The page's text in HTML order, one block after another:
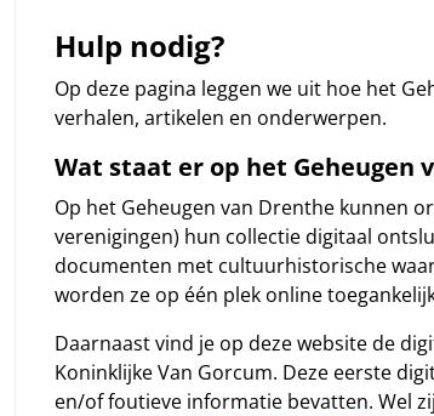
Hulp nodig?
Op deze pagina leggen we uit hoe het
verhalen, artikelen en onderwerpen.
Wat staat er op het Geheugen
Op het Geheugen van Drenthe kunnen
verenigingen) hun collectie digitaal
documenten met cultuurhistorische
worden ze op één plek online
Daarnaast vind je op deze website de
Koninklijke Van Gorcum. Deze eerste
en/of foutieve informatie bevatten. Wel